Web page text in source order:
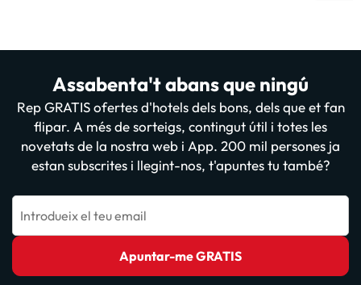
Assabenta't abans que ningú
Rep GRATIS ofertes d'hotels dels bons, dels que et fan
flipar. A més de sorteigs, contingut útil i totes les
novetats de la nostra web i App. 200 mil persones ja
estan subscrites i llegint-nos, t'apuntes tu també?
Introdueix el teu email
Apuntar-me GRATIS